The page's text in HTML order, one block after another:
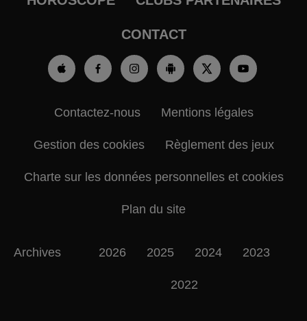
CONTACT
Contactez-nous Mentions légales
Gestion des cookies Règlement des jeux
Charte sur les données personnelles et cookies
Plan du site
Archives 2026 2025 2024 2023
2022